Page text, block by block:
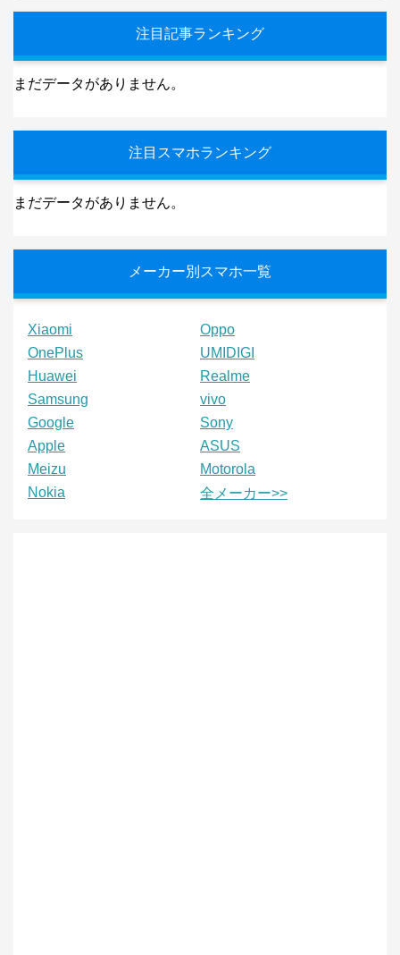
注目記事ランキング
まだデータがありません。
注目スマホランキング
まだデータがありません。
メーカー別スマホ一覧
Xiaomi
Oppo
OnePlus
UMIDIGI
Huawei
Realme
Samsung
vivo
Google
Sony
Apple
ASUS
Meizu
Motorola
Nokia
全メーカー>>